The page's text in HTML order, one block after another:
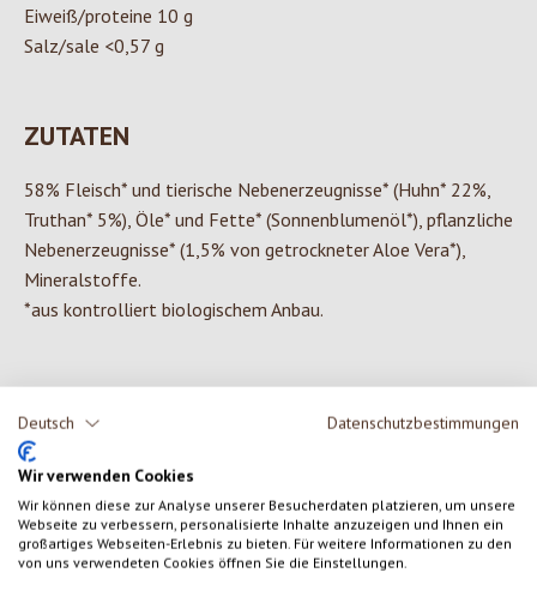
Deutsch Datenschutzbestimmungen
Wir verwenden Cookies
Wir können diese zur Analyse unserer Besucherdaten platzieren, um unsere
Webseite zu verbessern, personalisierte Inhalte anzuzeigen und Ihnen ein
großartiges Webseiten-Erlebnis zu bieten. Für weitere Informationen zu den
von uns verwendeten Cookies öffnen Sie die Einstellungen.
Eiweiß/proteine 10 g
Salz/sale <0,57 g
ZUTATEN
58% Fleisch* und tierische Nebenerzeugnisse* (Huhn* 22%,
Truthan* 5%), Öle* und Fette* (Sonnenblumenöl*), pflanzliche
Nebenerzeugnisse* (1,5% von getrockneter Aloe Vera*),
Mineralstoffe.
*aus kontrolliert biologischem Anbau.
0 von 0 Bewertungen
Durchschnittliche Bewertung von 0 von 5 Sternen
Gib eine Bewertung ab!
Teile deine Erfahrungen mit dem Produkt mit anderen Kunden.